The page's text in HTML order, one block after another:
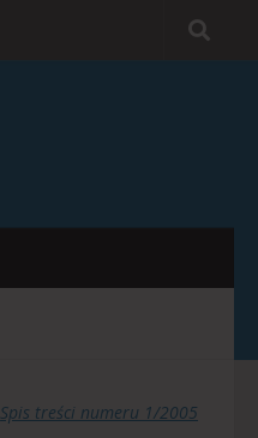
Spis treści numeru 1/2005